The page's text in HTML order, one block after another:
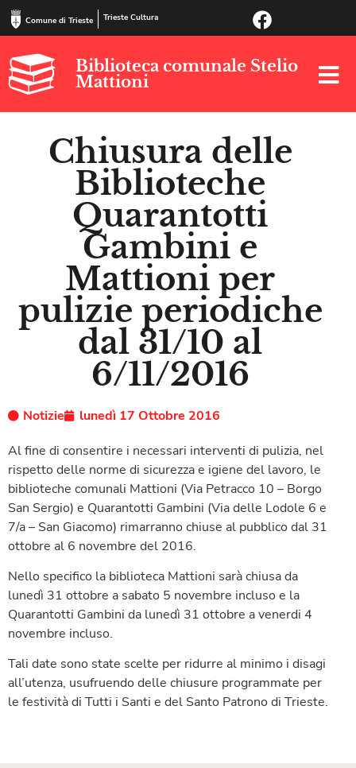
Comune di Trieste Trieste Cultura
Biblioteca comunale Stelio
Mattioni
Chiusura delle
Biblioteche
Quarantotti
Gambini e
Mattioni per
pulizie periodiche
dal 31/10 al
6/11/2016
Notizie
lunedì 17 Ottobre 2016
Al fine di consentire i necessari interventi di pulizia, nel
rispetto delle norme di sicurezza e igiene del lavoro, le
biblioteche comunali Mattioni (Via Petracco 10 – Borgo
San Sergio) e Quarantotti Gambini (Via delle Lodole 6 e
7/a – San Giacomo) rimarranno chiuse al pubblico dal 31
ottobre al 6 novembre del 2016.
Nello specifico la biblioteca Mattioni sarà chiusa da
lunedì 31 ottobre a sabato 5 novembre incluso e la
Quarantotti Gambini da lunedì 31 ottobre a venerdi 4
novembre incluso.
Tali date sono state scelte per ridurre al minimo i disagi
all’utenza, usufruendo delle chiusure programmate per
le festività di Tutti i Santi e del Santo Patrono di Trieste.